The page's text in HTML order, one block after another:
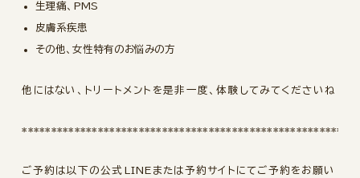
生理痛、PMS
皮膚系疾患
その他、女性特有のお悩みの方
他にはない、トリートメントを是非一度、体験してみてくださいね
ご予約は以下の公式LINEまたは予約サイトにてご予約をお願い